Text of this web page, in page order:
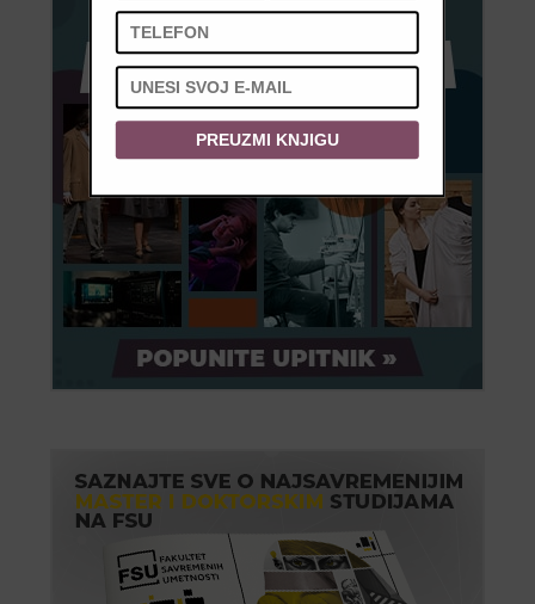
PREUZMI KNJIGU